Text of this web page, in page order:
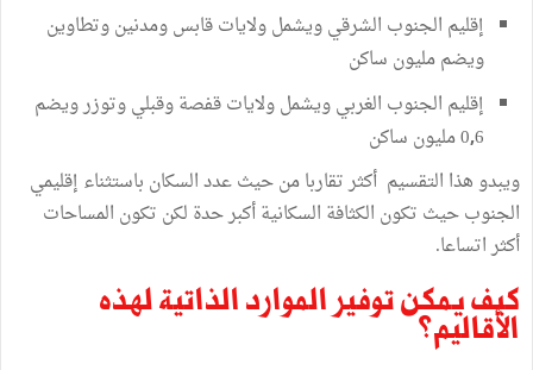
إقليم الجنوب الشرقيويشملولاياتقابسومدنينوتطاوين
ويضممليون ساكن
إقليم الجنوب الغربيويشملولاياتقفصةوقبليوتوزرويضم
0,6 مليون ساكن
ويبدوهذا التقسيم أكثرتقاربامنحيثعددالسكان باستثناء إقليمي
الجنوبحيث تكون الكثافة السكانيةأكبرحدة لكن تكون المساحات
أكثراتساعا.
كيف يمكن توفير الموارد الذاتية لهذه
الأقاليم؟